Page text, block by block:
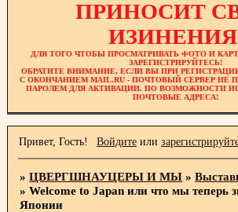
ПРИНОСИТ
ДЛЯ ТОГО ЧТОБЫ ПРОСМАТРИВАТЬ ФОТО И
ЗАРЕГИСТРИРУЙТЕСЬ!
ОБРАТИТЕ ВНИМАНИЕ, ЕСЛИ ВЫ ПРИ
С ОКОНЧАНИЕМ MAIL.RU - ПОЧТОВЫЙ СЕРВЕР НЕ
ПАРОЛЕМ ДЛЯ АКТИВАЦИИ. ПО ВОЗМОЖНОСТИ
ПОЧТОВЫЕ АДРЕСА!
Привет, Гость! Войдитеили
»ЦВЕРГШНАУЦЕРЫ И МЫ »
»Welcome to Japan или что мы теперь
Японии